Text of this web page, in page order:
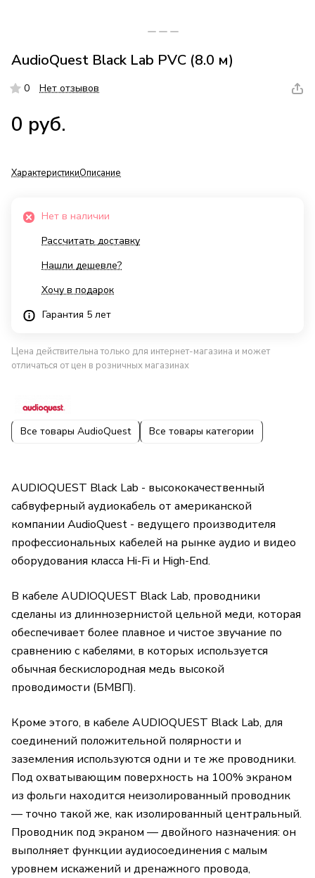
AudioQuest Black Lab PVC (8.0 м)
0 Нет отзывов
0 руб.
ХарактеристикиОписание
Нет в наличии
Рассчитать доставку
Нашли дешевле?
Хочу в подарок
Гарантия 5 лет
Цена действительна только для интернет-магазина и может
отличаться от цен в розничных магазинах
Все товары AudioQuest Все товары категории
AUDIOQUEST Black Lab - высококачественный
сабвуферный аудиокабель от американской
компании AudioQuest - ведущего производителя
профессиональных кабелей на рынке аудио и видео
оборудования класса Hi-Fi и High-End.
В кабеле AUDIOQUEST Black Lab, проводники
сделаны из длиннозернистой цельной меди, которая
обеспечивает более плавное и чистое звучание по
сравнению с кабелями, в которых используется
обычная бескислородная медь высокой
проводимости (БМВП).
Кроме этого, в кабеле AUDIOQUEST Black Lab, для
соединений положительной полярности и
заземления используются одни и те же проводники.
Под охватывающим поверхность на 100% экраном
из фольги находится неизолированный проводник
— точно такой же, как изолированный центральный.
Проводник под экраном — двойного назначения: он
выполняет функции аудиосоединения с малым
уровнем искажений и дренажного провода,